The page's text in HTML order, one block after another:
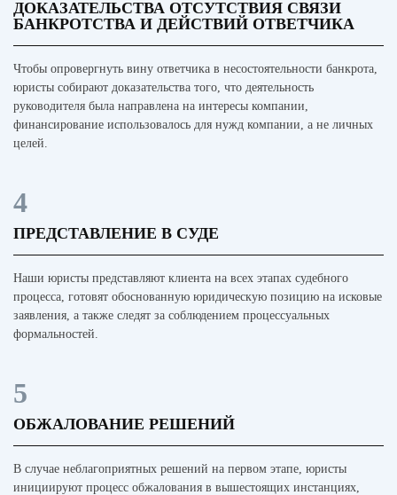
ДОКАЗАТЕЛЬСТВА ОТСУТСТВИЯ СВЯЗИ
БАНКРОТСТВА И ДЕЙСТВИЙ ОТВЕТЧИКА
Чтобы опровергнуть вину ответчика в несостоятельности банкрота,
юристы собирают доказательства того, что деятельность
руководителя была направлена на интересы компании,
финансирование использовалось для нужд компании, а не личных
целей.
4
ПРЕДСТАВЛЕНИЕ В СУДЕ
Наши юристы представляют клиента на всех этапах судебного
процесса, готовят обоснованную юридическую позицию на исковые
заявления, а также следят за соблюдением процессуальных
формальностей.
5
ОБЖАЛОВАНИЕ РЕШЕНИЙ
В случае неблагоприятных решений на первом этапе, юристы
инициируют процесс обжалования в вышестоящих инстанциях,